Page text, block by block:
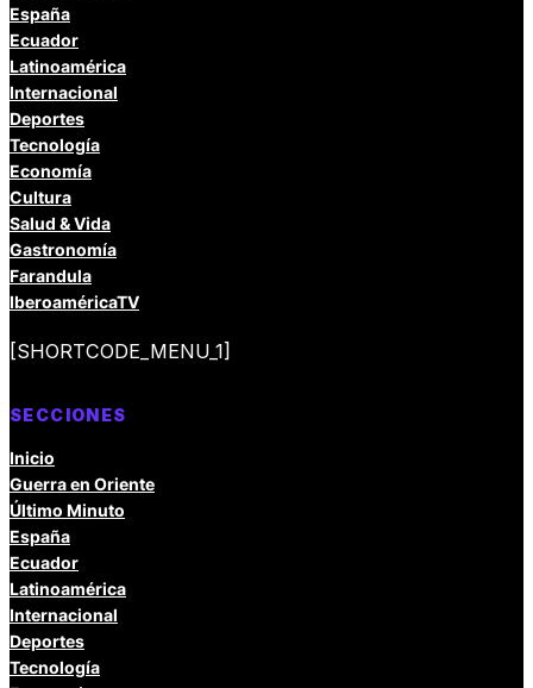
España
Ecuador
Latinoamérica
Internacional
Deportes
Tecnología
Economía
Cultura
Salud & Vida
Gastronomía
Farandula
IberoaméricaTV
[SHORTCODE_MENU_1]
SECCIONES
Inicio
Guerra en Oriente
Último Minuto
España
Ecuador
Latinoamérica
Internacional
Deportes
Tecnología